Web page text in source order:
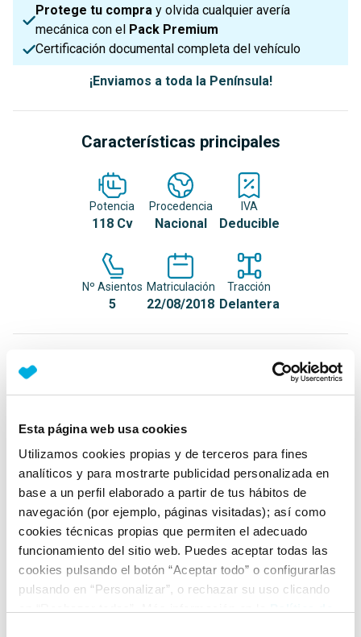
Esta página web usa cookies
Utilizamos cookies propias y de terceros para fines
analíticos y para mostrarte publicidad personalizada en
base a un perfil elaborado a partir de tus hábitos de
navegación (por ejemplo, páginas visitadas); así como
cookies técnicas propias que permiten el adecuado
funcionamiento del sitio web. Puedes aceptar todas las
cookies pulsando el botón “Aceptar todo” o configurarlas
pulsando en “Personalizar”, o rechazar su uso clicando
Protege tu compra y olvida cualquier avería
mecánica con el Pack Premium
Certificación documental completa del vehículo
¡Enviamos a toda la Península!
Características principales
Potencia
118 Cv
Procedencia
Nacional
IVA
Deducible
Nº Asientos
5
Matriculación
22/08/2018
Tracción
Delantera
Detalles destacados
Android Auto y Apple CarPlay
Faros LED
Luces de día LED con forma de C
+ Ver todos
Ficha técnica
Exterior